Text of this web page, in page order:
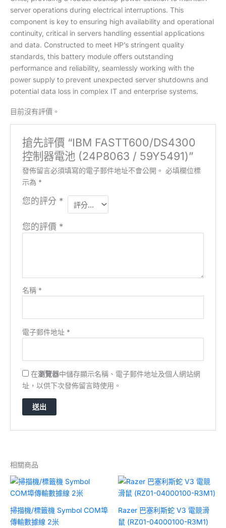
server operations during electrical interruptions. This
component is key to ensuring high availability and operational
continuity, critical in servers handling essential applications
and data. Constructed to meet HP’s stringent quality
standards, this battery module offers outstanding
performance and reliability, seamlessly working with the
power supply to prevent unexpected server shutdowns and
potential data loss in complex IT and enterprise systems.
目前沒有評價。
搶先評價 “IBM FASTT600/DS4300
控制器電池 (24P8063 / 59Y5491)”
發佈留言必須填寫的電子郵件地址不會公開。 必填欄位標
示為 *
您的評分 *
您的評價 *
名稱 *
電子郵件地址 *
在瀏覽器中儲存顯示名稱、電子郵件地址及個人網站網
址，以供下次發佈留言時使用。
相關商品
掃描機/標籤機 Symbol COM埠
傳輸數據線 2米
Razer 巴塞利斯蛇 V3 電競滑
鼠 (RZ01-04000100-R3M1)